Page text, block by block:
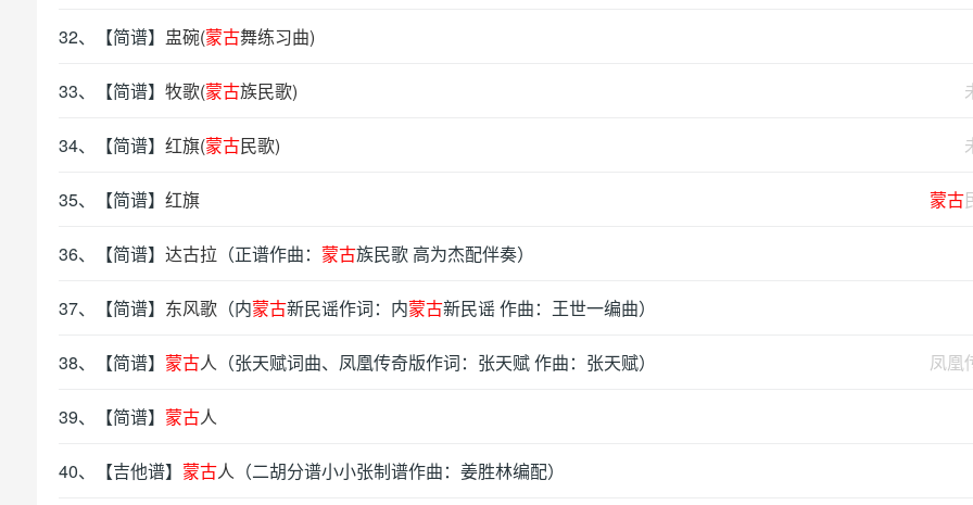
32、【简谱】 盅碗(蒙古舞练习曲)
33、【简谱】 牧歌(蒙古族民歌)
34、【简谱】 红旗(蒙古民歌)
蒙古
35、【简谱】 红旗
36、【简谱】 达古拉 （正谱作曲： 蒙古族民歌 高为杰配伴奏）
37、【简谱】 东风歌 （内蒙古新民谣作词：内蒙古新民谣 作曲：王世一编曲）
凤凰
38、【简谱】 蒙古人 （张天赋词曲、凤凰传奇版作词：张天赋 作曲：张天赋）
39、【简谱】 蒙古人
40、【吉他谱】 蒙古人 （二胡分谱小小张制谱作曲：姜胜林编配）